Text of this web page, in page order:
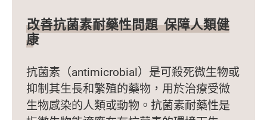
改善抗菌素耐藥性問題 保障人類健
康
抗菌素（antimicrobial）是可殺死微生物或
抑制其生長和繁殖的藥物，用於治療受微
生物感染的人類或動物。抗菌素耐藥性是